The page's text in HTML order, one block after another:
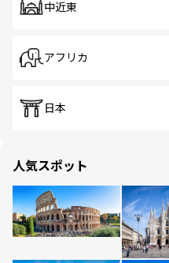
中近東
アフリカ
日本
人気スポット